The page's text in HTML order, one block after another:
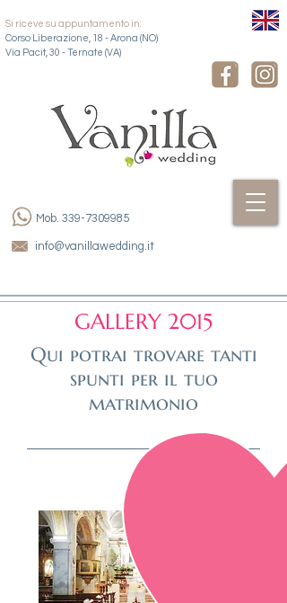
Si riceve su appuntamento in:
Corso Liberazione, 18 - Arona (NO)
​Via Pacit, 30 - Ternate (VA)
Mob. 339-7309985
info@vanillawedding.it
GALLERY 2015
Qui potrai trovare tanti
spunti per il tuo
matrimonio